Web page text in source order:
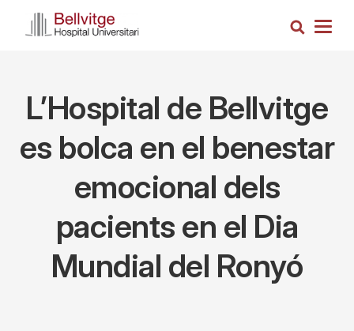
Cerca
L’Hospital de Bellvitge
es bolca en el benestar
emocional dels
pacients en el Dia
Mundial del Ronyó